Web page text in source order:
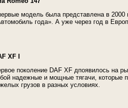
модель была представлена в 2000
года». А уже через год в
XF I
поколение DAF XF дпоявилось на
надежные и мощные тягачи, которые
грузов в разных условиях.